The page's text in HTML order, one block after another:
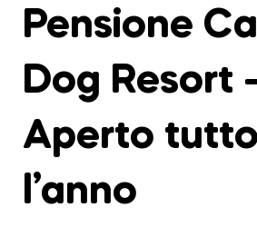
Pensione
Dog Resort
Aperto tutto
l’anno